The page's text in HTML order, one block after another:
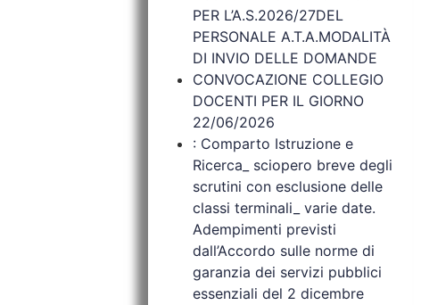
PER L’A.S.2026/27DEL
PERSONALE A.T.A.MODALITÀ
DI INVIO DELLE DOMANDE
CONVOCAZIONE COLLEGIO
DOCENTI PER IL GIORNO
22/06/2026
: Comparto Istruzione e
Ricerca_ sciopero breve degli
scrutini con esclusione delle
classi terminali_ varie date.
Adempimenti previsti
dall’Accordo sulle norme di
garanzia dei servizi pubblici
essenziali del 2 dicembre